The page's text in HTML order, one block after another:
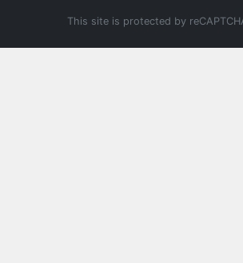
This site is protected by